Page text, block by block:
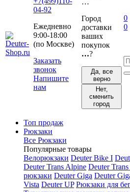
04-92
Ежедневно
9:00-18:00
(по Москве)
Заказать
звонок
Напишите
нам
…
Город
доставки
ваших
покупок
…?
Да, все
верно
Нет,
сменить
город
0
0
Топ продаж
Рюкзаки
Все Рюкзаки
Популярные товары
Велорюкзаки Deuter Bike I
Deuter Trans Alpine Deuter
рюкзаки Deuter Giga Deuter
Vista Deuter UP Рюкзаки для